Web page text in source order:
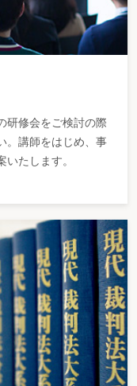
研修会をご検討の際
。講師をはじめ、事
たします。